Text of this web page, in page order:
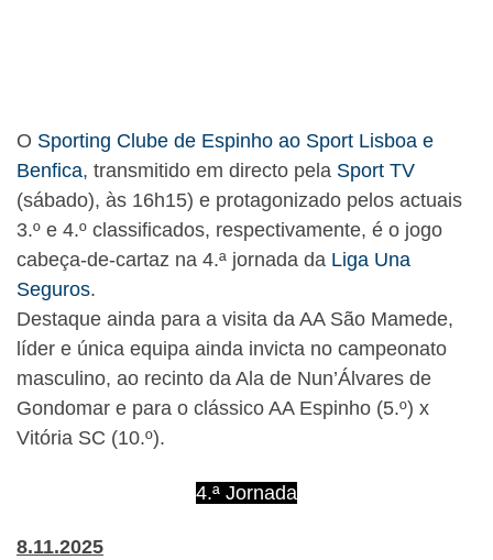
O Sporting Clube de Espinho ao Sport Lisboa e
Benfica, transmitido em directo pela Sport TV
(sábado), às 16h15) e protagonizado pelos actuais
3.º e 4.º classificados, respectivamente, é o jogo
cabeça-de-cartaz na 4.ª jornada da Liga Una
Seguros.
Destaque ainda para a visita da AA São Mamede,
líder e única equipa ainda invicta no campeonato
masculino, ao recinto da Ala de Nun’Álvares de
Gondomar e para o clássico AA Espinho (5.º) x
Vitória SC (10.º).
4.ª Jornada
8.11.2025